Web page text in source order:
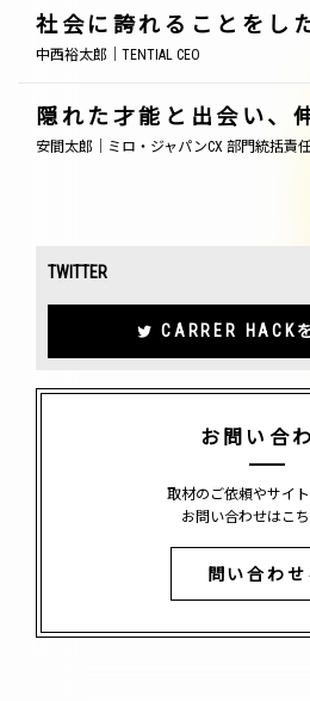
社会に誇れることをし
中西裕太郎｜TENTIAL CEO
隠れた才能と出会い、
安間太郎｜ミロ・ジャパンCX 部門統括責
TWITTER
CARRER HACK
お問い合
取材のご依頼やサイ
お問い合わせはこ
問い合わせ